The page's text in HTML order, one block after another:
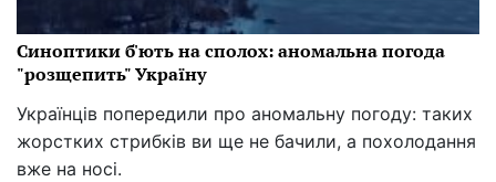
Синоптики б'ють на сполох: аномальна погода
"розщепить" Україну
Українців попередили про аномальну погоду: таких
жорстких стрибків ви ще не бачили, а похолодання
вже на носі.